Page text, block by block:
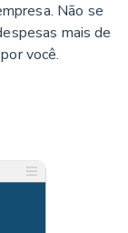
Não se
mais de
você.